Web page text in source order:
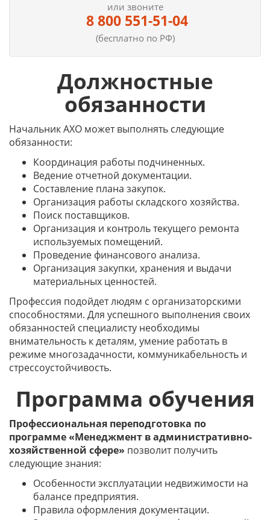
или звоните
8 800 551-51-04
(бесплатно по РФ)
Должностные
обязанности
Начальник АХО может выполнять следующие
обязанности:
Координация работы подчиненных.
Ведение отчетной документации.
Составление плана закупок.
Организация работы складского хозяйства.
Поиск поставщиков.
Организация и контроль текущего ремонта
используемых помещений.
Проведение финансового анализа.
Организация закупки, хранения и выдачи
материальных ценностей.
Профессия подойдет людям с организаторскими
способностями. Для успешного выполнения своих
обязанностей специалисту необходимы
внимательность к деталям, умение работать в
режиме многозадачности, коммуникабельность и
стрессоустойчивость.
Программа обучения
Профессиональная переподготовка по
программе «Менеджмент в административно-
хозяйственной сфере» позволит получить
следующие знания:
Особенности эксплуатации недвижимости на
балансе предприятия.
Правила оформления документации.